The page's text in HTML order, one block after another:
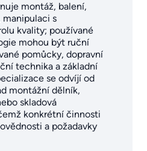
montáž, balení,
manipulaci s
kvality; používané
mohou být ruční
pomůcky, dopravní
technika a základní
se odvíjí od
montážní dělník,
skladová
konkrétní činnosti
a požadavky